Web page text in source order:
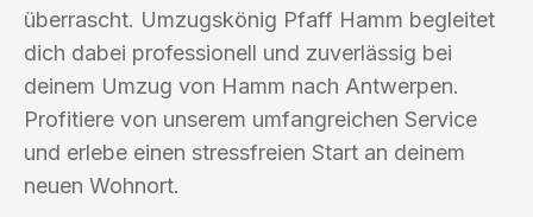
überrascht. Umzugskönig Pfaff Hamm begleitet
dich dabei professionell und zuverlässig bei
deinem Umzug von Hamm nach Antwerpen.
Profitiere von unserem umfangreichen Service
und erlebe einen stressfreien Start an deinem
neuen Wohnort.